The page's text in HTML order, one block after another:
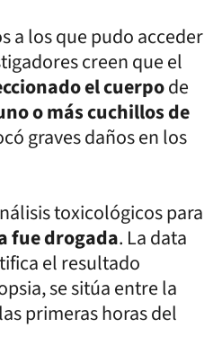
a los que pudo acceder
creen que el
el cuerpode
o más cuchillos de
graves daños en los
toxicológicos para
fue drogada. La data
el resultado
se sitúa entre la
primeras horas del